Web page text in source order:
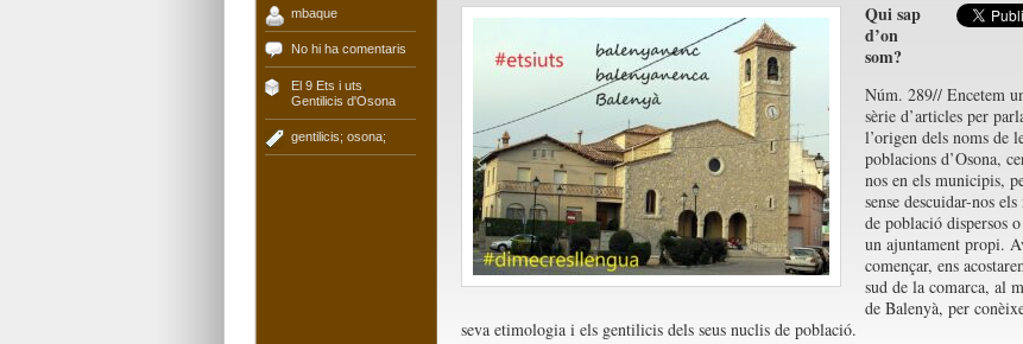
mbaque
No hi ha comentaris
El 9 Ets i uts
Gentilicis d'Osona
gentilicis; osona;
Qui sap
d’on
som?
Núm. 289// Encetem
sèrie d’articles per
l’origen dels noms de
poblacions d’Osona,
nos en els municipis,
sense descuidar-nos
de població dispersos o
un ajuntament propi.
començar, ens
sud de la comarca, al
de Balenyà, per
seva etimologia i els gentilicis dels seus nuclis de població.